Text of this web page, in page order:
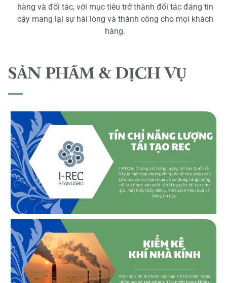
hàng và đối tác, với mục tiêu trở thành đối tác đáng tin
cậy mang lại sự hài lòng và thành công cho mọi khách
hàng.
SẢN PHẨM & DỊCH VỤ